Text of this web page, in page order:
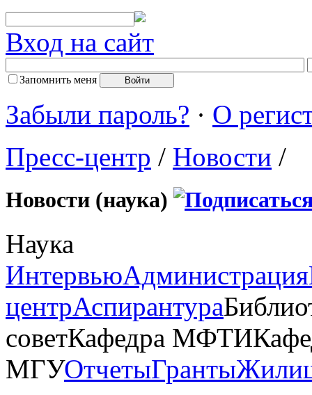
Вход на сайт
Запомнить меня
Забыли пароль? · О
Пресс-центр / Новости /
Новости (наука)
Наука
ИнтервьюАдминистрация
центрАспирантура
советКафедра МФТИ
МГУОтчетыГранты